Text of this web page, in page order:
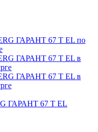
ГАРАНТ 67 T EL